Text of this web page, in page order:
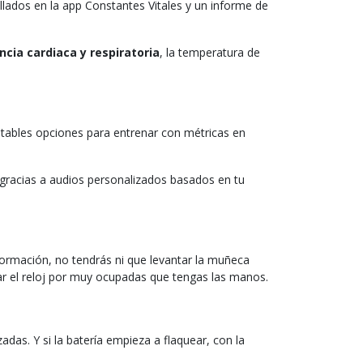
en la app Constantes Vitales y un informe de
cardiaca y respiratoria, la temperatura de
opciones para entrenar con métricas en
a audios personalizados basados en tu
no tendrás ni que levantar la muñeca
reloj por muy ocupadas que tengas las manos.
Y si la batería empieza a flaquear, con la